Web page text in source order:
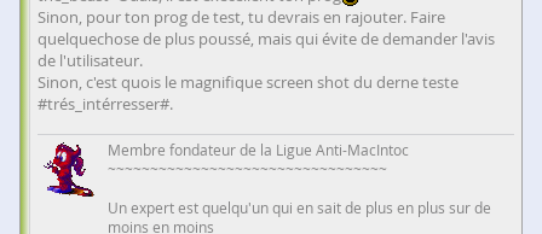
Sinon, pour ton prog de test, tu devrais en rajouter. Faire
quelquechose de plus poussé, mais qui évite de demander l'avis
de l'utilisateur.
Sinon, c'est quois le magnifique screen shot du derne teste
#trés_intérresser#.
Membre fondateur de la Ligue Anti-MacIntoc
~~~~~~~~~~~~~~~~~~~~~~~~~~~~~~~~~
Un expert est quelqu'un qui en sait de plus en plus sur de
moins en moins